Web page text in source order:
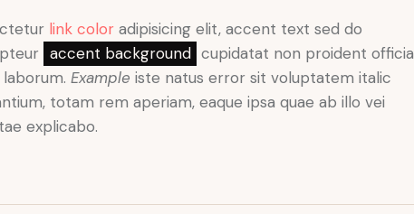
link coloradipisicing elit, accent text sed do
accent background cupidatat non proident officia
Example iste natus error sit voluptatem italic
totam rem aperiam, eaque ipsa quae ab illo vei
explicabo.